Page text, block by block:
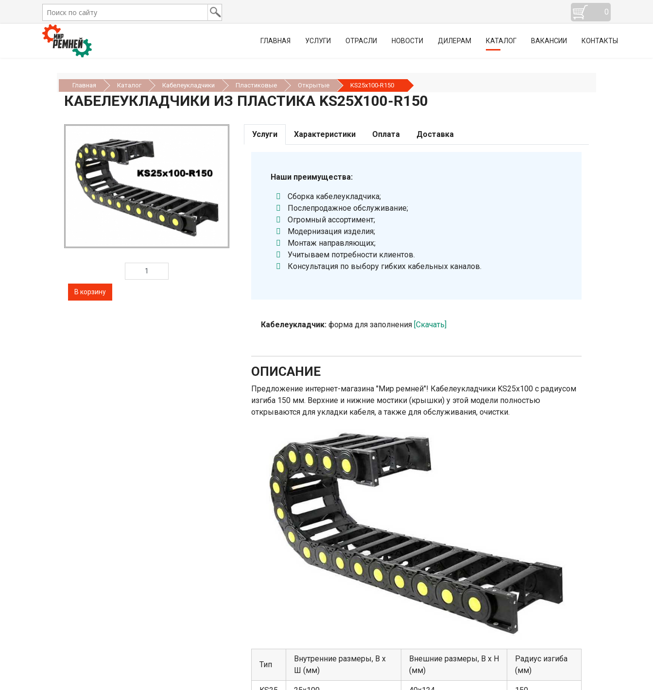
0
ГЛАВНАЯ УСЛУГИ ОТРАСЛИ НОВОСТИ ДИЛЕРАМ КАТАЛОГ ВАКАНСИИ КОНТАКТЫ
Главная Каталог Кабелеукладчики Пластиковые Открытые KS25х100-R150
КАБЕЛЕУКЛАДЧИКИ ИЗ ПЛАСТИКА KS25Х100-R150
Услуги Характеристики Оплата Доставка
Наши преимущества:
Сборка кабелеукладчика;
Послепродажное обслуживание;
Огромный ассортимент;
Модернизация изделия;
Монтаж направляющих;
Учитываем потребности клиентов.
Консультация по выбору гибких кабельных каналов.
Кабелеукладчик: форма для заполнения [Скачать]
ОПИСАНИЕ
Предложение интернет-магазина "Мир ремней"! Кабелеукладчики KS25х100 с радиусом
изгиба 150 мм. Верхние и нижние мостики (крышки) у этой модели полностью
открываются для укладки кабеля, а также для обслуживания, очистки.
Тип
Внутренние размеры, В х
Ш (мм)
Внешние размеры, В х Н
(мм)
Радиус изгиба
(мм)